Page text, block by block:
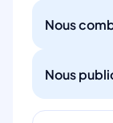
Nous
Nous